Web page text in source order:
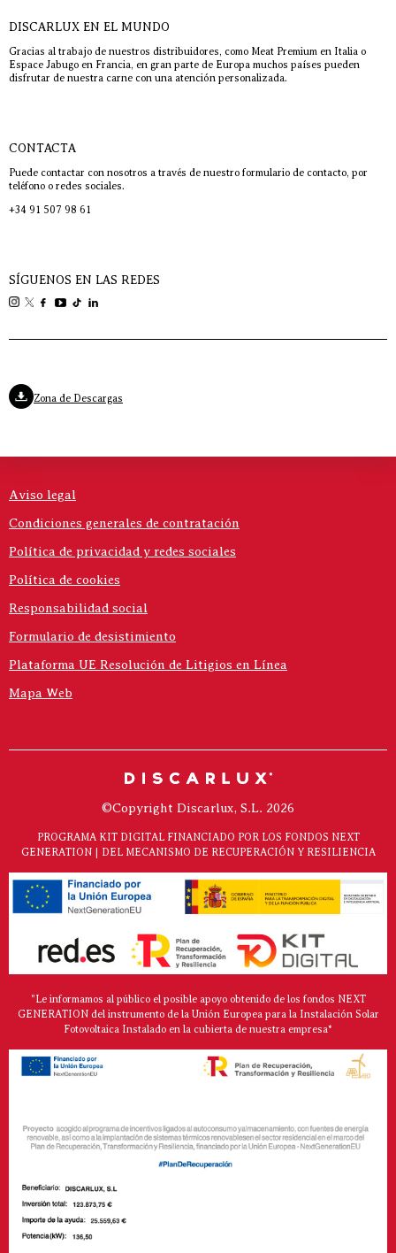
DISCARLUX EN EL MUNDO
Gracias al trabajo de nuestros distribuidores, como Meat Premium en Italia o
Espace Jabugo en Francia, en gran parte de Europa muchos países pueden
disfrutar de nuestra carne con una atención personalizada.
CONTACTA
Puede contactar con nosotros a través de nuestro formulario de contacto, por
teléfono o redes sociales.
+34 91 507 98 61
SÍGUENOS EN LAS REDES
Zona de Descargas
Aviso legal
Condiciones generales de contratación
Política de privacidad y redes sociales
Política de cookies
Responsabilidad social
Formulario de desistimiento
Plataforma UE Resolución de Litigios en Línea
Mapa Web
©Copyright Discarlux, S.L. 2026
PROGRAMA KIT DIGITAL FINANCIADO POR LOS FONDOS NEXT
GENERATION | DEL MECANISMO DE RECUPERACIÓN Y RESILIENCIA
"Le informamos al público el posible apoyo obtenido de los fondos NEXT
GENERATION del instrumento de la Unión Europea para la Instalación Solar
Fotovoltaica Instalado en la cubierta de nuestra empresa*